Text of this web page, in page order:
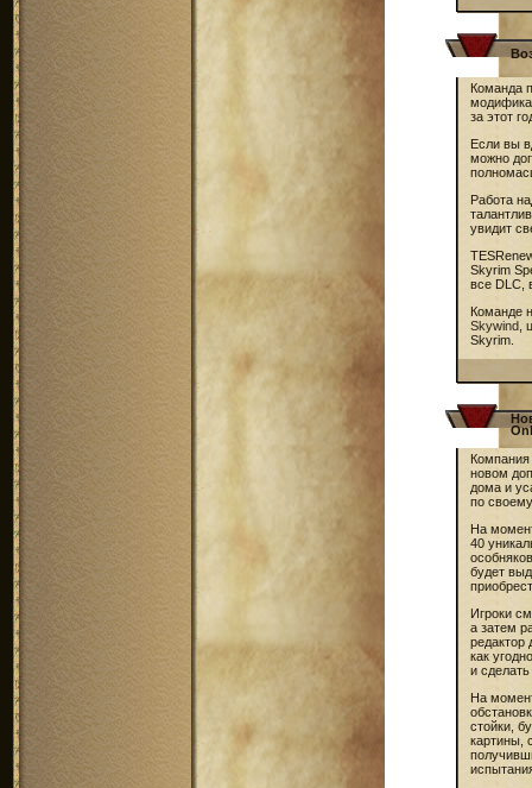
Команда
за этот
Если вы
можно
Работа
увидит
Skyrim
все DLC,
Команде
Skywind ,
Skyrim.
Компания
новом
дома и
по
На
40
будет
Игроки
а затем
как
и
На
стойки,
картины,